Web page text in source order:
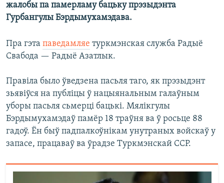
жалобы па памерламу бацьку прэзыдэнта
Гурбангулы Бэрдымухамэдава.
Пра гэта паведамляе туркмэнская служба Радыё
Свабода — Радыё Азатлык.
Правіла было ўведзена пасьля таго, як прэзыдэнт
зьявіўся на публіцы ў нацыянальным галаўным
уборы пасьля сьмерці бацькі. Мялікгулы
Бэрдымухамэдаў памёр 18 траўня ва ў росьце 88
гадоў. Ён быў падпалкоўнікам унутраных войскаў у
запасе, працаваў ва ўрадзе Туркмэнскай ССР.